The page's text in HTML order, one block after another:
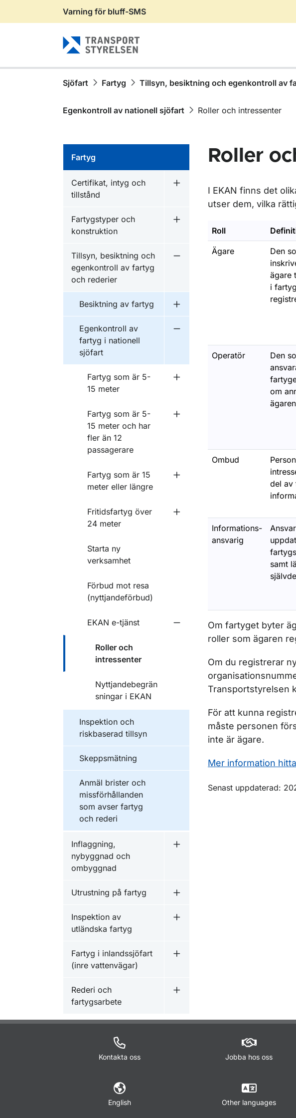
Gå till sidans innehåll
Varning för bluff-SMS
Sjöfart Fartyg Tillsyn, besiktning och egenkontroll av
Egenkontroll av nationell sjöfart Roller och intressenter
Fartyg
Certifikat, intyg och
tillstånd
Undermeny för Certifikat, intyg
Fartygstyper och
konstruktion
Undermeny för Fartygstyper
Tillsyn, besiktning och
egenkontroll av fartyg
och rederier
Undermeny för Tillsyn,
Besiktning av fartyg
Undermeny för Besiktning av
Egenkontroll av
fartyg i nationell
sjöfart
Fartyg som är 5-
15 meter
Undermeny för Fartyg som är
Fartyg som är 5-
15 meter och har
fler än 12
passagerare
Undermeny för Fartyg som är
Fartyg som är 15
meter eller längre
Undermeny för Fartyg som är
Fritidsfartyg över
24 meter
Undermeny för Fritidsfartyg
Starta ny
verksamhet
Förbud mot resa
(nyttjandeförbud)
EKAN e-tjänst
Undermeny för EKAN e-tjänst
Roller och
intressenter
Nyttjandebegrän
sningar i EKAN
Inspektion och
riskbaserad tillsyn
Skeppsmätning
Anmäl brister och
missförhållanden
som avser fartyg
och rederi
Inflaggning,
nybyggnad och
ombyggnad
Undermeny för Inflaggning,
Utrustning på fartyg
Undermeny för Utrustning på
Inspektion av
utländska fartyg
Undermeny för Inspektion av
Fartyg i inlandssjöfart
(inre vattenvägar)
Undermeny för Fartyg i
Rederi och
fartygsarbete
Undermeny för Rederi och
Roller
I EKAN finns det
utser dem, vilka
Roll
Ägare
Den
ägare
i
Operatör
Den
om
ägaren
Ombud
del av
Informations-
ansvarig
samt
Om fartyget byter
roller som ägaren
Om du registrerar
Transportstyrelsen
För att kunna
måste personen
inte är ägare.
Mer information
Om sidan
Senast uppdaterad:
Kontakta oss Jobba hos oss
English Other languages